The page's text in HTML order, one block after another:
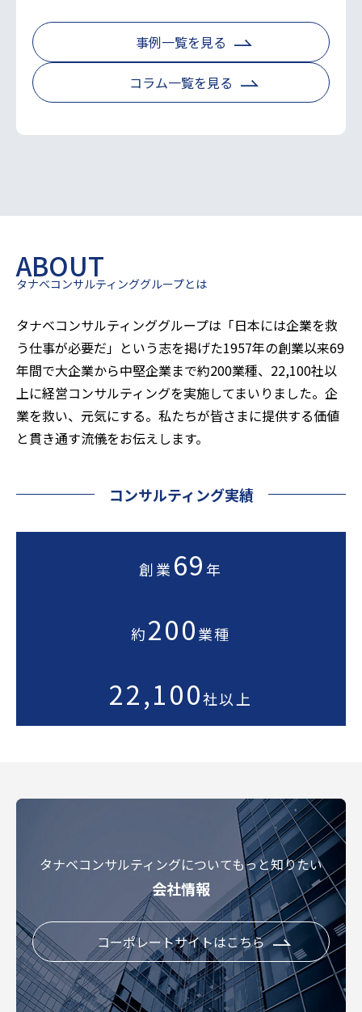
事例一覧を見る
コラム一覧を見る
ABOUT
タナベコンサルティンググループとは
タナベコンサルティンググループは「日本には企業を救
う仕事が必要だ」という志を掲げた1957年の創業以来69
年間で大企業から中堅企業まで約200業種、22,100社以
上に経営コンサルティングを実施してまいりました。企
業を救い、元気にする。私たちが皆さまに提供する価値
と貫き通す流儀をお伝えします。
コンサルティング実績
創業 69年
約200業種
22,100社以上
タナベコンサルティングについてもっと知りたい
会社情報
コーポレートサイトはこちら